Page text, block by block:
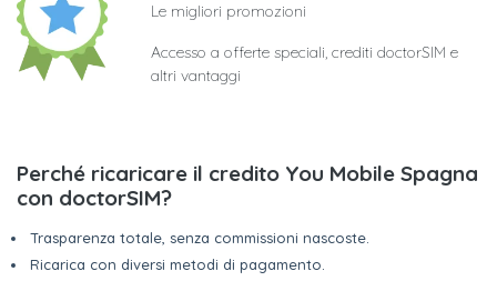
Le migliori promozioni
Accesso a offerte speciali, crediti doctorSIM e
altri vantaggi
Perché ricaricare il credito You Mobile Spagna
con doctorSIM?
Trasparenza totale, senza commissioni nascoste.
Ricarica con diversi metodi di pagamento.